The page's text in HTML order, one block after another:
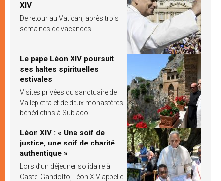
XIV
De retour au Vatican, après trois
semaines de vacances
Le pape Léon XIV poursuit
ses haltes spirituelles
estivales
Visites privées du sanctuaire de
Vallepietra et de deux monastères
bénédictins à Subiaco
Léon XIV : « Une soif de
justice, une soif de charité
authentique »
Lors d’un déjeuner solidaire à
Castel Gandolfo, Léon XIV appelle